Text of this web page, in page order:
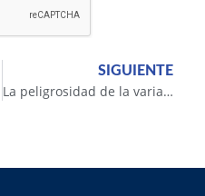
SIGUIENTE
La peligrosidad de la variante Delta del Coronavirus